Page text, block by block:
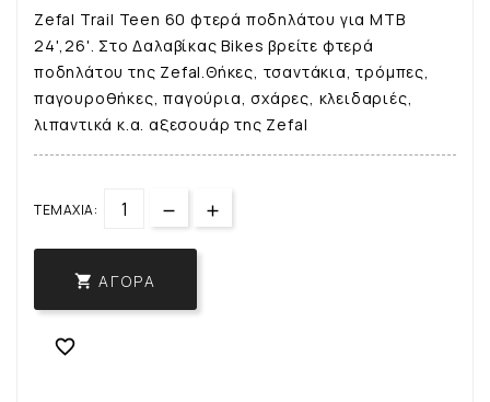
Zefal Trail Teen 60 φτερά ποδηλάτου για MTB
24',26'. Στο Δαλαβίκας Bikes βρείτε φτερά
ποδηλάτου της Zefal.Θήκες, τσαντάκια, τρόμπες,
παγουροθήκες, παγούρια, σχάρες, κλειδαριές,
λιπαντικά κ.α. αξεσουάρ της Zefal
ΤΕΜΆΧΙΑ:
 ΑΓΟΡΆ
